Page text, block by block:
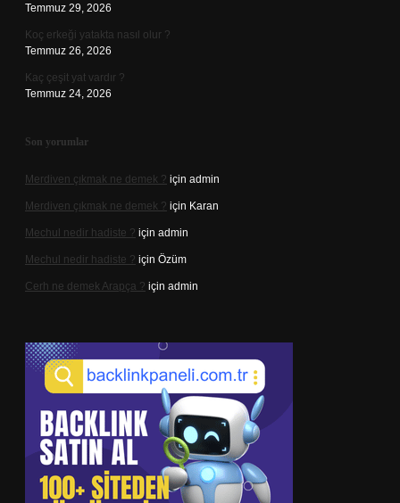
Temmuz 29, 2026
Koç erkeği yatakta nasıl olur ?
Temmuz 26, 2026
Kaç çeşit yat vardır ?
Temmuz 24, 2026
Son yorumlar
Merdiven çıkmak ne demek ? için admin
Merdiven çıkmak ne demek ? için Karan
Mechul nedir hadiste ? için admin
Mechul nedir hadiste ? için Özüm
Cerh ne demek Arapça ? için admin